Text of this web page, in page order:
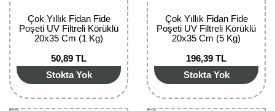
Çok Yıllık Fidan Fide
Poşeti UV Filtreli Körüklü
20x35 Cm (1 Kg)
50,89 TL
Stokta Yok
Çok Yıllık Fidan Fide
Poşeti UV Filtreli Körüklü
20x35 Cm (5 Kg)
196,39 TL
Stokta Yok